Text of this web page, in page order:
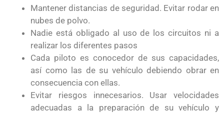
Mantener distancias de seguridad. Evitar rodar en
nubes de polvo.
Nadie está obligado al uso de los circuitos ni a
realizar los diferentes pasos
Cada piloto es conocedor de sus capacidades,
así como las de su vehículo debiendo obrar en
consecuencia con ellas.
Evitar riesgos innecesarios. Usar velocidades
adecuadas a la preparación de su vehículo y